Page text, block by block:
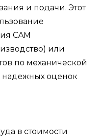
и подачи. Этот
CAM
или
по механической
надежных оценок
в стоимости